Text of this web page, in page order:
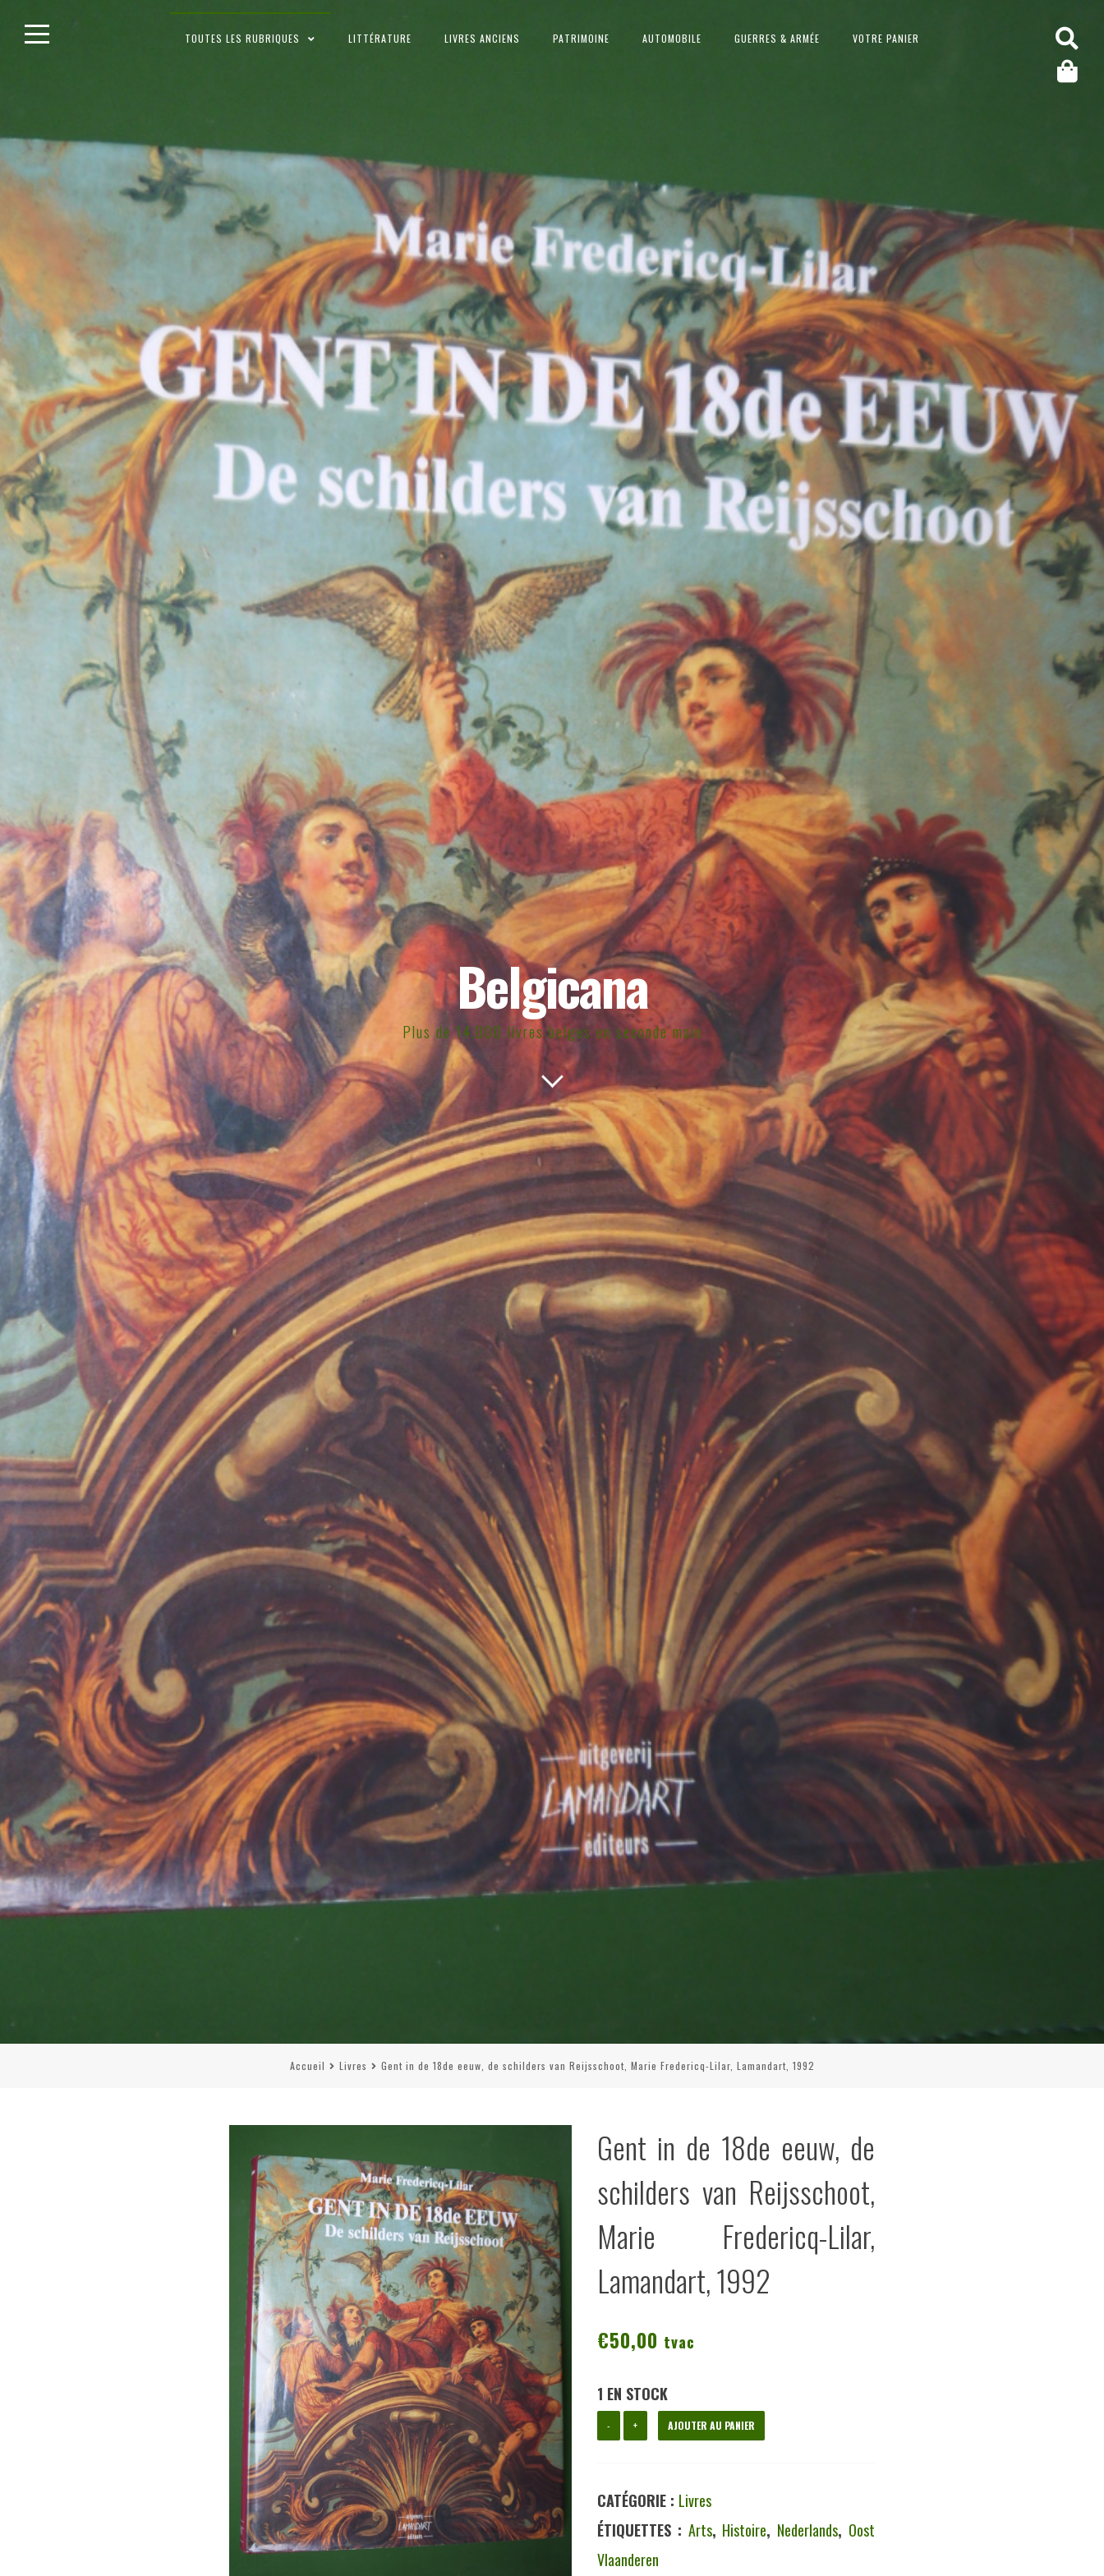
Belgicana
Plus de 14.000 livres belges en seconde main
TOUTES LES RUBRIQUES LITTÉRATURE LIVRES ANCIENS PATRIMOINE AUTOMOBILE GUERRES & ARMÉE VOTRE PANIER
Accueil Livres Gent in de 18de eeuw, de schilders van Reijsschoot, Marie Fredericq-Lilar, Lamandart, 1992
Gent in de 18de eeuw, de
schilders van Reijsschoot,
Marie Fredericq-Lilar,
Lamandart, 1992
€50,00 tvac
1 EN STOCK
-
quantité
in
de
18de
+ AJOUTER AU PANIER
CATÉGORIE : Livres
ÉTIQUETTES : Arts, Histoire, Nederlands, Oost
Vlaanderen